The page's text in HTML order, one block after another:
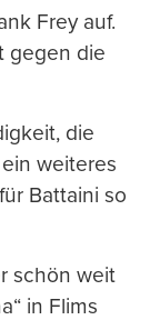
Frey auf.
gegen die
die
weiteres
Battaini so
schön weit
in Flims